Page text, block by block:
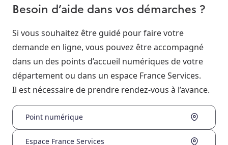
Besoin d’aide dans vos démarches ?
Si vous souhaitez être guidé pour faire votre
demande en ligne, vous pouvez être accompagné
dans un des points d’accueil numériques de votre
département ou dans un espace France Services.
Il est nécessaire de prendre rendez-vous à l’avance.
Point numérique
Espace France Services